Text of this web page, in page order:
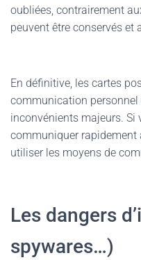
oubliées, contrairement
peuvent être conservés et
En définitive, les cartes
communication
inconvénients majeurs. Si
communiquer rapidement
utiliser les moyens de
Les dangers
spywares…)